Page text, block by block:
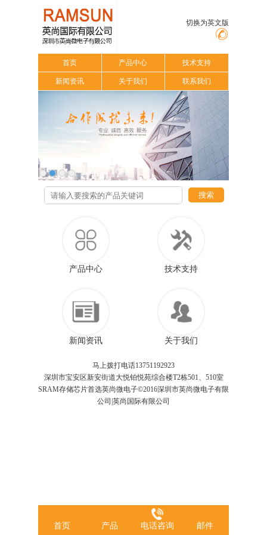
切换为英文版
首页 产品中心 技术支持
新闻资讯 关于我们 联系我们
搜索
产品中心 技术支持
新闻资讯 关于我们
马上拨打电话13751192923
深圳市宝安区新安街道大悦铂悦苑综合楼T2栋501、510室
SRAM存储芯片首选英尚微电子©2016深圳市英尚微电子有限
公司|英尚国际有限公司
首页 产品 电话咨询 邮件